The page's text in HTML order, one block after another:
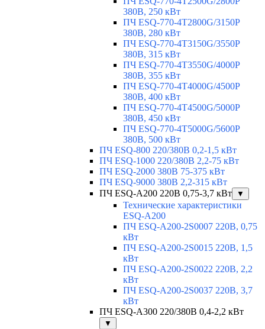
380В, 250 кВт
ПЧ ESQ-770-4T2800G/3150P
380В, 280 кВт
ПЧ ESQ-770-4T3150G/3550P
380В, 315 кВт
ПЧ ESQ-770-4T3550G/4000P
380В, 355 кВт
ПЧ ESQ-770-4T4000G/4500P
380В, 400 кВт
ПЧ ESQ-770-4T4500G/5000P
380В, 450 кВт
ПЧ ESQ-770-4T5000G/5600P
380В, 500 кВт
ПЧ ESQ-800 220/380В 0,2-1,5 кВт
ПЧ ESQ-1000 220/380В 2,2-75 кВт
ПЧ ESQ-2000 380В 75-375 кВт
ПЧ ESQ-9000 380В 2,2-315 кВт
ПЧ ESQ-A200 220В 0,75-3,7 кВт
▼
Технические характеристики
ESQ-A200
ПЧ ESQ-A200-2S0007 220В, 0,75
кВт
ПЧ ESQ-A200-2S0015 220В, 1,5
кВт
ПЧ ESQ-A200-2S0022 220В, 2,2
кВт
ПЧ ESQ-A200-2S0037 220В, 3,7
кВт
ПЧ ESQ-A300 220/380В 0,4-2,2 кВт
▼